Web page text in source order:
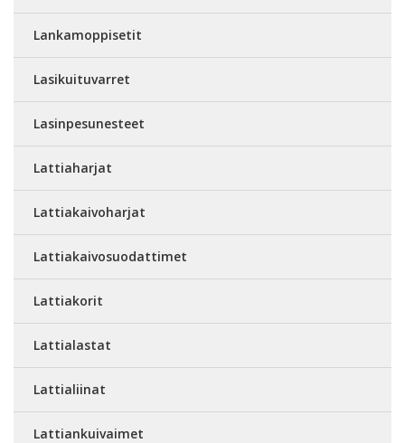
Lankamoppisetit
Lasikuituvarret
Lasinpesunesteet
Lattiaharjat
Lattiakaivoharjat
Lattiakaivosuodattimet
Lattiakorit
Lattialastat
Lattialiinat
Lattiankuivaimet